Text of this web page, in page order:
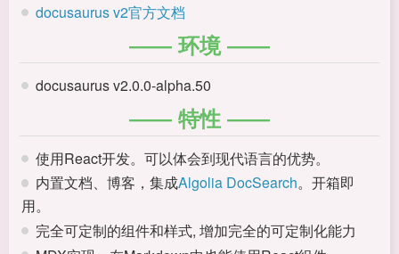
docusaurus v2官方文档
环境
docusaurus v2.0.0-alpha.50
特性
使用React开发。可以体会到现代语言的优势。
内置文档、博客，集成Algolia DocSearch。开箱即
用。
完全可定制的组件和样式, 增加完全的可定制化能力